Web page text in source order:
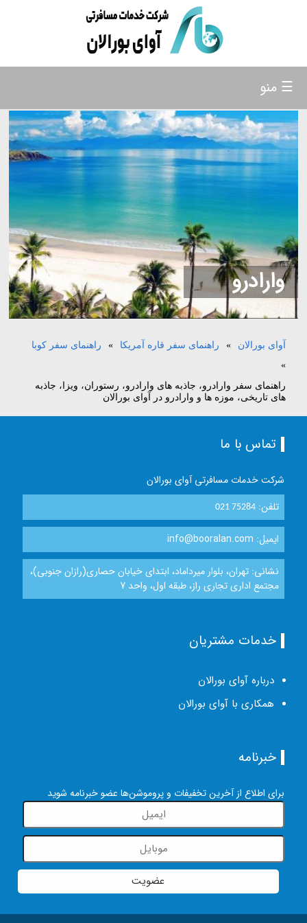
وارادرو
آوای بورالان » راهنمای سفر قاره آمریکا »
راهنمای سفر کوبا
»
راهنمای سفر وارادرو، جاذبه های وارادرو، رستوران، ویزا، جاذبه
های تاریخی، موزه ها و وارادرو در آوای بورالان
☰ منو
تماس با ما
شرکت خدمات مسافرتی آوای بورالان
تلفن:021 75284
ایمیل: info@booralan.com
نشانی: تهران، بلوار میرداماد، ابتدای خیابان حصاری(رازان جنوبی)،
مجتمع اداری تجاری راز، طبقه اول، واحد 7
خدمات مشتریان
درباره آوای بورالان
همکاری با آوای بورالان
خبرنامه
برای اطلاع از آخرین تخفیفات و پروموشن‌ها عضو خبرنامه شوید
عضویت